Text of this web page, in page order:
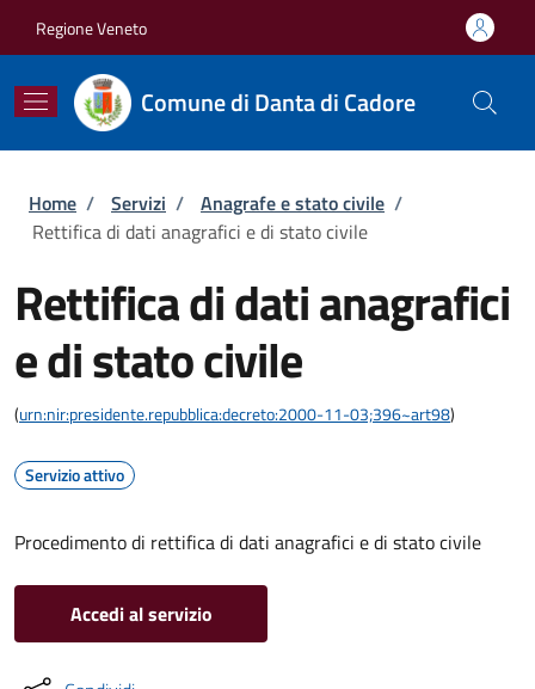
Regione Veneto
Comune di Danta di Cadore
Briciole di pane
Home / Servizi / Anagrafe e stato civile /
Rettifica di dati anagrafici e di stato civile
Rettifica di dati anagrafici
e di stato civile
(urn:nir:presidente.repubblica:decreto:2000-11-03;396~art98)
Servizio attivo
Procedimento di rettifica di dati anagrafici e di stato civile
Accedi al servizio